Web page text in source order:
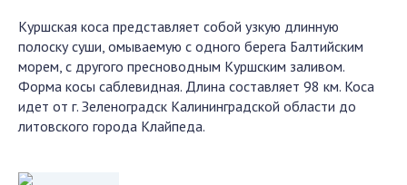
Куршская коса представляет собой узкую длинную
полоску суши, омываемую с одного берега Балтийским
морем, с другого пресноводным Куршским заливом.
Форма косы саблевидная. Длина составляет 98 км. Коса
идет от г. Зеленоградск Калининградской области до
литовского города Клайпеда.